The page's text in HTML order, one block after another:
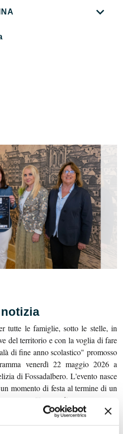
tutte le famiglie, sotto le stelle, in
del territorio e con la voglia di fare
di fine anno scolastico" promosso
venerdì 22 maggio 2026 a
di Fossadalbero. L'evento nasce
momento di festa al termine di un
con l'intento di promuovere un
più sfortunate. Con i fondi raccolti
si andranno a sostenere le attività